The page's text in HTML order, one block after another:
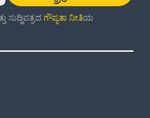
ಸುದ್ದಿಪತ್ರದಗೌಪ್ಯತಾ ನೀತಿಯ